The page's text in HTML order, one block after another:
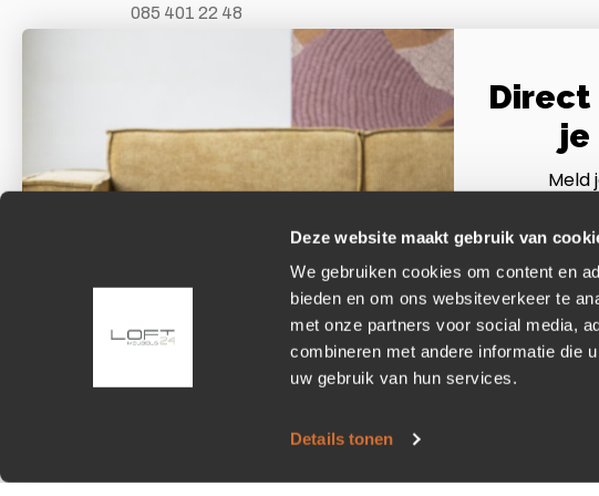
Deze website maakt gebruik van
We gebruiken cookies om content en
bieden en om ons websiteverkeer te
met onze partners voor social media,
combineren met andere informatie die
uw gebruik van hun services.
Details tonen
085 401 22 48
Laat je inspireren
Facebook
Instagram
Direct
je
Meld
*Let op:
Email